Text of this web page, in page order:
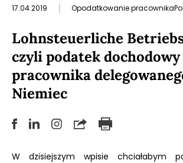
17.04.2019 | Opodatkowanie pracownika
Lohnsteuerliche
czyli podatek dochodowy
pracownika
Niemiec
W dzisiejszym wpisie chciałabym